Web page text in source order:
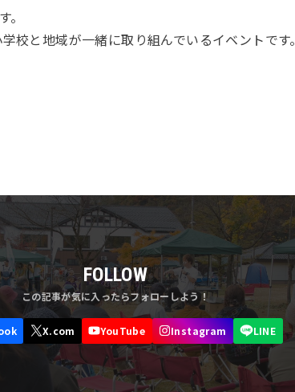
校と地域が一緒に取り組んでいるイベントです
FOLLOW